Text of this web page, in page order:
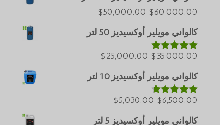
$60,000.00
السعر
الأصلي
هو:
$60,000.00.
$50,000.00 السعر
الحالي
هو:
كالواني مويلير أوكسيديز 50 لتر
تم التقييم
$35,000.00
السعر
الأصلي
هو:
$35,000.00.
$25,000.00 السعر
الحالي
هو:
كالواني مويلير أوكسيديز 10 لتر
تم التقييم$6,500.00
السعر
الأصلي
$5,030.00 السعر
الحالي
كالواني مويلير أوكسيديز 5 لتر
한국어
Русский
ភាសាខ្មែរ
Bahasa Melayu
ພາສາລາວ
Türkçe
Azərbaycan dili
Português do Brasil